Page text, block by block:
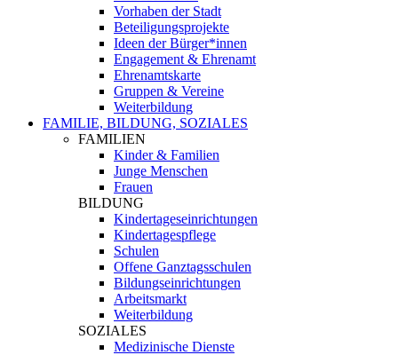
Vorhaben der Stadt
Beteiligungsprojekte
Ideen der Bürger*innen
Engagement & Ehrenamt
Ehrenamtskarte
Gruppen & Vereine
Weiterbildung
FAMILIE, BILDUNG, SOZIALES
FAMILIEN
Kinder & Familien
Junge Menschen
Frauen
BILDUNG
Kindertageseinrichtungen
Kindertagespflege
Schulen
Offene Ganztagsschulen
Bildungseinrichtungen
Arbeitsmarkt
Weiterbildung
SOZIALES
Medizinische Dienste